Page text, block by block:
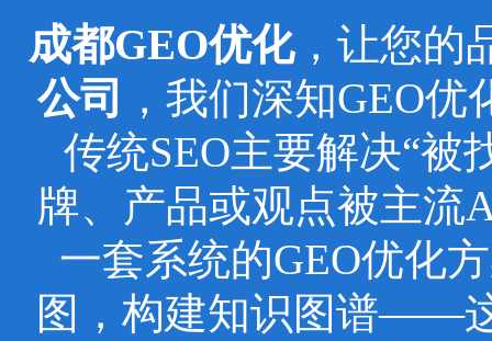
成都GEO优化，让您的
公司
，我们深知GEO
传统SEO主要解决“被
牌、产品或观点被主流
一套系统的GEO优化
图，构建知识图谱——